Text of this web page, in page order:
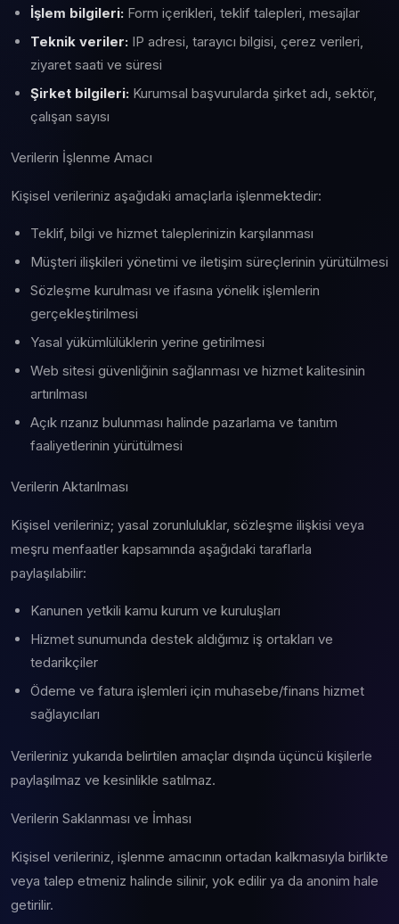
İşlem bilgileri: Form içerikleri, teklif talepleri, mesajlar
Teknik veriler: IP adresi, tarayıcı bilgisi, çerez verileri,
ziyaret saati ve süresi
Şirket bilgileri: Kurumsal başvurularda şirket adı, sektör,
çalışan sayısı
Verilerin İşlenme Amacı
Kişisel verileriniz aşağıdaki amaçlarla işlenmektedir:
Teklif, bilgi ve hizmet taleplerinizin karşılanması
Müşteri ilişkileri yönetimi ve iletişim süreçlerinin yürütülmesi
Sözleşme kurulması ve ifasına yönelik işlemlerin
gerçekleştirilmesi
Yasal yükümlülüklerin yerine getirilmesi
Web sitesi güvenliğinin sağlanması ve hizmet kalitesinin
artırılması
Açık rızanız bulunması halinde pazarlama ve tanıtım
faaliyetlerinin yürütülmesi
Verilerin Aktarılması
Kişisel verileriniz; yasal zorunluluklar, sözleşme ilişkisi veya
meşru menfaatler kapsamında aşağıdaki taraflarla
paylaşılabilir:
Kanunen yetkili kamu kurum ve kuruluşları
Hizmet sunumunda destek aldığımız iş ortakları ve
tedarikçiler
Ödeme ve fatura işlemleri için muhasebe/finans hizmet
sağlayıcıları
Verileriniz yukarıda belirtilen amaçlar dışında üçüncü kişilerle
paylaşılmaz ve kesinlikle satılmaz.
Verilerin Saklanması ve İmhası
Kişisel verileriniz, işlenme amacının ortadan kalkmasıyla birlikte
veya talep etmeniz halinde silinir, yok edilir ya da anonim hale
getirilir.